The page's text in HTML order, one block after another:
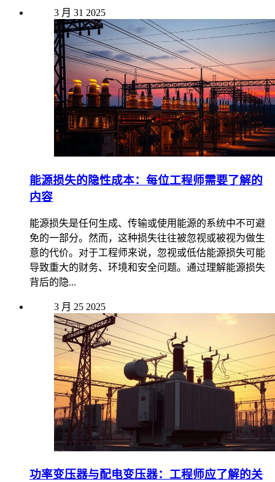
3 月 31 2025
能源损失的隐性成本：每位工程师需要了解的
内容
能源损失是任何生成、传输或使用能源的系统中不可避
免的一部分。然而，这种损失往往被忽视或被视为做生
意的代价。对于工程师来说，忽视或低估能源损失可能
导致重大的财务、环境和安全问题。通过理解能源损失
背后的隐...
3 月 25 2025
功率变压器与配电变压器：工程师应了解的关